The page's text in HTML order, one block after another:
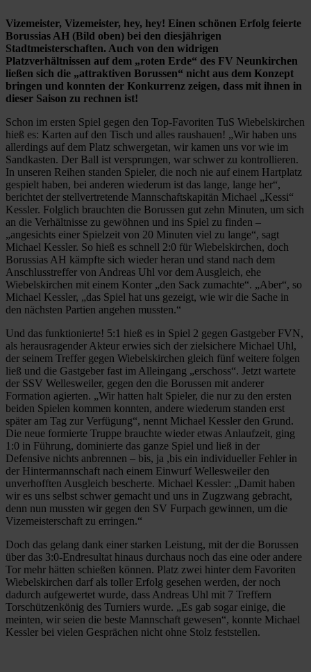
Vizemeister, Vizemeister, hey, hey! Einen schönen Erfolg feierte
Borussias AH (Bild oben) bei den diesjährigen
Stadtmeisterschaften. Auch von den widrigen
Platzverhältnissen auf dem „roten Erde“ des FV Neunkirchen
ließen sich die „attraktiven Borussen“ nicht aus dem Konzept
bringen und konnten der Konkurrenz zeigen, dass mit ihnen in
dieser Saison zu rechnen ist!
Schon im ersten Spiel gegen den Top-Favoriten TuS Wiebelskirchen
hieß es: Karten auf den Tisch und alles raushauen! „Wir haben uns
allerdings auf dem Platz schwergetan, wir kamen uns vor wie im
Sandkasten. Der Ball ist versprungen, war schwer zu kontrollieren.
In unseren Reihen standen Spieler, die noch nie auf einem Hartplatz
gespielt haben, bei anderen wiederum ist das lange, lange her“,
berichtet der stellvertretende Mannschaftskapitän Michael „Kessi“
Kessler. Folglich brauchten die Borussen gut zehn Minuten, um sich
an die Verhältnisse zu gewöhnen und ins Spiel zu finden –
„angesichts einer Spielzeit von 20 Minuten viel zu lange“, sagt
Michael Kessler. So hieß es schnell 2:0 für Wiebelskirchen, doch
Borussias AH kämpfte sich wieder heran und stand nach dem
Anschlusstreffer von Andreas Uhl vor dem Ausgleich, ehe
Wiebelskirchen mit einem Konter „den Sack zumachte“. „Aber“, so
Michael Kessler, „das Spiel hat uns gezeigt, wie wir die Sache in
den nächsten Partien angehen mussten.“
Und das funktionierte! 5:1 hieß es in Spiel 2 gegen Gastgeber FVN,
als herausragender Akteur erwies sich der zielsichere Michael Uhl,
der seinem Treffer gegen Wiebelskirchen gleich fünf weitere folgen
ließ und die Gastgeber fast im Alleingang „erschoss“. Jetzt wartete
der SSV Wellesweiler, gegen den die Borussen mit anderer
Formation agierten. „Wir hatten halt Spieler, die nur zu den ersten
beiden Spielen kommen konnten, andere wiederum standen erst
später am Tag zur Verfügung“, nennt Michael Kessler den Grund.
Die neue formierte Truppe brauchte wieder etwas Anlaufzeit, ging
1:0 in Führung, dominierte das ganze Spiel und ließ in der
Defensive nichts anbrennen – bis, ja ,bis ein individueller Fehler in
der Hintermannschaft nach einem Einwurf Wellesweiler den
unverhofften Ausgleich bescherte. Michael Kessler: „Damit haben
wir es uns selbst schwer gemacht und uns in Zugzwang gebracht,
denn nun mussten wir gegen den SV Furpach gewinnen, um die
Vizemeisterschaft zu erringen.“
Doch das gelang dank einer starken Leistung, mit der die Borussen
über das 3:0-Endresultat hinaus durchaus noch das eine oder andere
Tor mehr hätten schießen können. Platz zwei hinter dem Favoriten
Wiebelskirchen darf als toller Erfolg gesehen werden, der noch
dadurch aufgewertet wurde, dass Andreas Uhl mit 7 Treffern
Torschützenkönig des Turniers wurde. „Es gab sogar einige, die
meinten, wir seien die beste Mannschaft gewesen“, konnte Michael
Kessler bei vielen Gesprächen nicht ohne Stolz feststellen.